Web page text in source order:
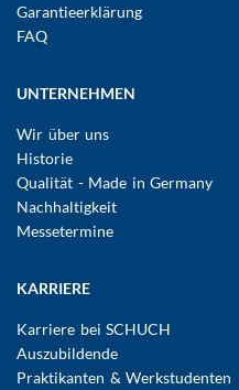
Garantieerklärung
FAQ
UNTERNEHMEN
Wir über uns
Historie
Qualität - Made in Germany
Nachhaltigkeit
Messetermine
KARRIERE
Karriere bei SCHUCH
Auszubildende
Praktikanten & Werkstudenten